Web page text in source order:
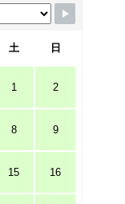
土 日
1 2
8 9
15 16